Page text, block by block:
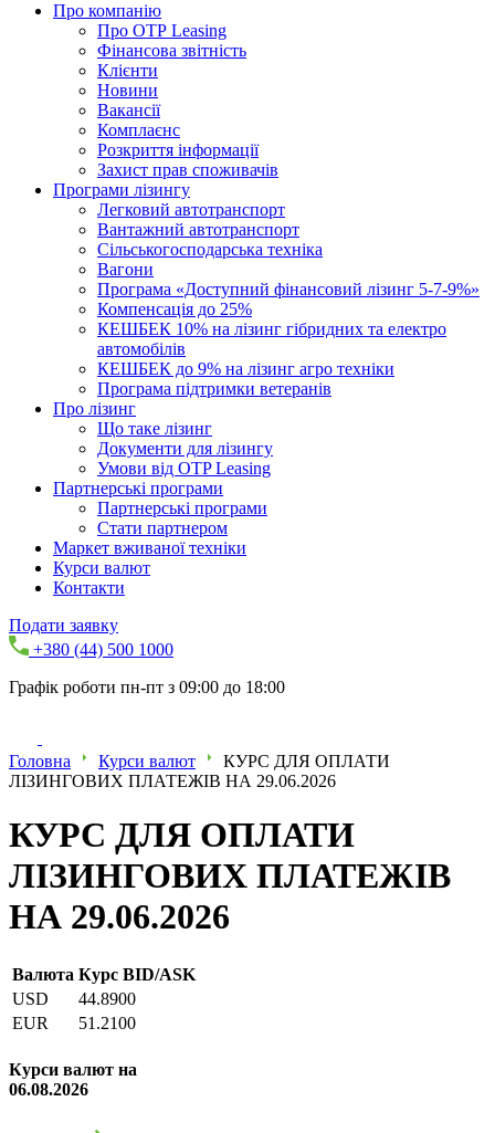
Про компанію
Про ОТР Leasing
Фінансова звітність
Клієнти
Новини
Вакансії
Комплаєнс
Розкриття інформації
Захист прав споживачів
Програми лізингу
Легковий автотранспорт
Вантажний автотранспорт
Cільськогосподарська техніка
Вагони
Програма «Доступний фінансовий лізинг 5-7-9%»
Компенсація до 25%
КЕШБЕК 10% на лізинг гібридних та електро
автомобілів
КЕШБЕК до 9% на лізинг агро техніки
Програма підтримки ветеранів
Про лізинг
Що таке лізинг
Документи для лізингу
Умови від OTP Leasing
Партнерські програми
Партнерські програми
Стати партнером
Маркет вживаної техніки
Курси валют
Контакти
Подати заявку
+380 (44) 500 1000
Графік роботи пн-пт з 09:00 до 18:00
Головна Курси валют
КУРС ДЛЯ ОПЛАТИ
ЛІЗИНГОВИХ ПЛАТЕЖІВ НА 29.06.2026
КУРС ДЛЯ ОПЛАТИ
ЛІЗИНГОВИХ ПЛАТЕЖІВ
НА 29.06.2026
Валюта Курс BID/ASK
USD
44.8900
EUR
51.2100
Курси валют на
06.08.2026